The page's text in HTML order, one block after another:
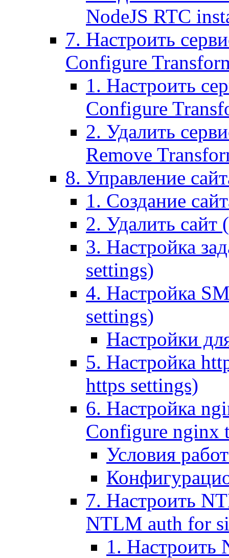
NodeJS RTC
7. Настроить
Configure
1. Настроить
Configure
2. Удалить
Remove
8. Управление
1. Создание
2. Удалить сайт
3. Настройка
settings)
4. Настройка
settings)
Настройки
5. Настройка
https settings)
6. Настройка
Configure nginx
Условия
7. Настроить
NTLM auth for
1. Настроить